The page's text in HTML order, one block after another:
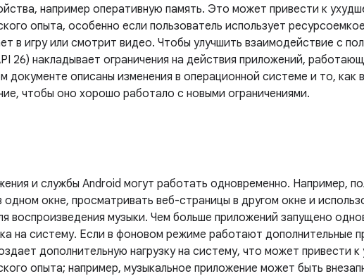
например оперативную память. Это может привести к
опыта, особенно если пользователь использует
в игру или смотрит видео. Чтобы улучшить взаимодействие с
26) накладывает ограничения на действия приложений,
документе описаны изменения в операционной системе и то, как
чтобы оно хорошо работало с новыми ограничениями.
и службы Android могут работать одновременно. Например,
одном окне, просматривать веб-страницы в другом окне и
воспроизведения музыки. Чем больше приложений запущено
на систему. Если в фоновом режиме работают дополнительные
дополнительную нагрузку на систему, что может привести
опыта; например, музыкальное приложение может быть